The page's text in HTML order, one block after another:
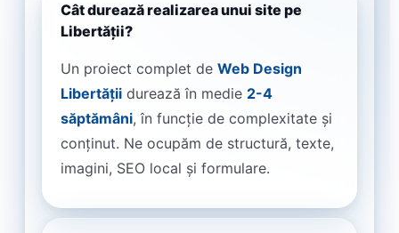
Cât durează realizarea unui site pe
Libertății?
Un proiect complet de Web Design
Libertății durează în medie 2-4
săptămâni, în funcție de complexitate și
conținut. Ne ocupăm de structură, texte,
imagini, SEO local și formulare.